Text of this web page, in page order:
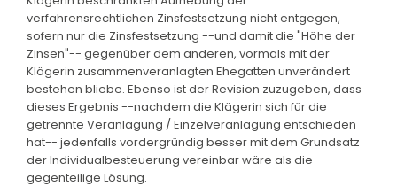
verfahrensrechtlichen Zinsfestsetzung nicht entgegen,
sofern nur die Zinsfestsetzung --und damit die "Höhe der
Zinsen"-- gegenüber dem anderen, vormals mit der
Klägerin zusammenveranlagten Ehegatten unverändert
bestehen bliebe. Ebenso ist der Revision zuzugeben, dass
dieses Ergebnis --nachdem die Klägerin sich für die
getrennte Veranlagung / Einzelveranlagung entschieden
hat-- jedenfalls vordergründig besser mit dem Grundsatz
der Individualbesteuerung vereinbar wäre als die
gegenteilige Lösung.